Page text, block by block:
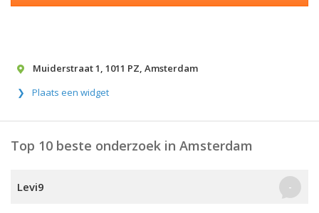
Muiderstraat 1, 1011 PZ, Amsterdam
Plaats een widget
Top 10 beste onderzoek in Amsterdam
Levi9 -